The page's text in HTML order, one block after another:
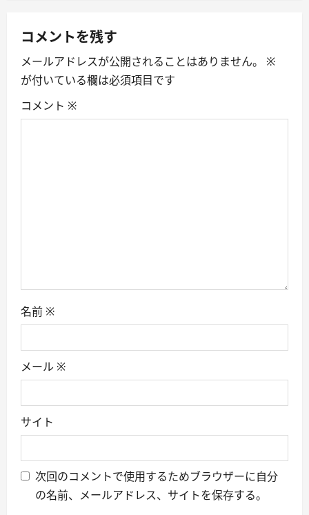
v
i
g
a
コメントを残す
メールアドレスが公開されることはありません。
※
が付いている欄は必須項目です
コメント ※
名前 ※
メール ※
サイト
次回のコメントで使用するためブラウザーに自分
の名前、メールアドレス、サイトを保存する。